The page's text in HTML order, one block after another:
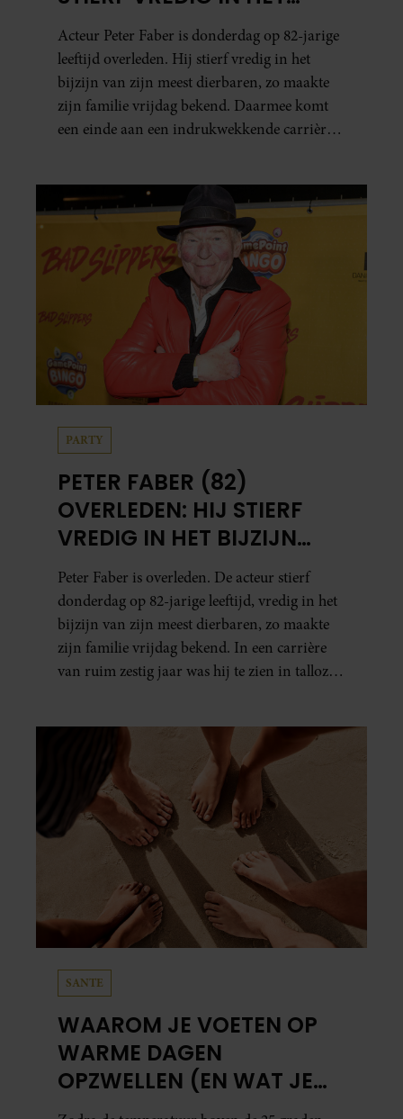
BIJZIJN VAN ZIJN MEEST
DIERBAREN
Acteur Peter Faber is donderdag op 82-jarige
leeftijd overleden. Hij stierf vredig in het
bijzijn van zijn meest dierbaren, zo maakte
zijn familie vrijdag bekend. Daarmee komt
een einde aan een indrukwekkende carrière
PARTY
PETER FABER (82)
OVERLEDEN: HIJ STIERF
VREDIG IN HET BIJZIJN
VAN ZIJN MEEST
DIERBAREN
Peter Faber is overleden. De acteur stierf
donderdag op 82-jarige leeftijd, vredig in het
bijzijn van zijn meest dierbaren, zo maakte
zijn familie vrijdag bekend. In een carrière
van ruim zestig jaar was hij te zien in talloze
SANTE
WAAROM JE VOETEN OP
WARME DAGEN
OPZWELLEN (EN WAT JE
ERAAN KUNT DOEN)